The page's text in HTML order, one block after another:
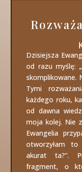
Dzisiejsza
od razu myślę:
skomplikowane.
Tymi
każdego roku,
od dawna
moja kolej. Nie
Ewangelia
otworzyłam to
akurat ta?”.
fragment, o